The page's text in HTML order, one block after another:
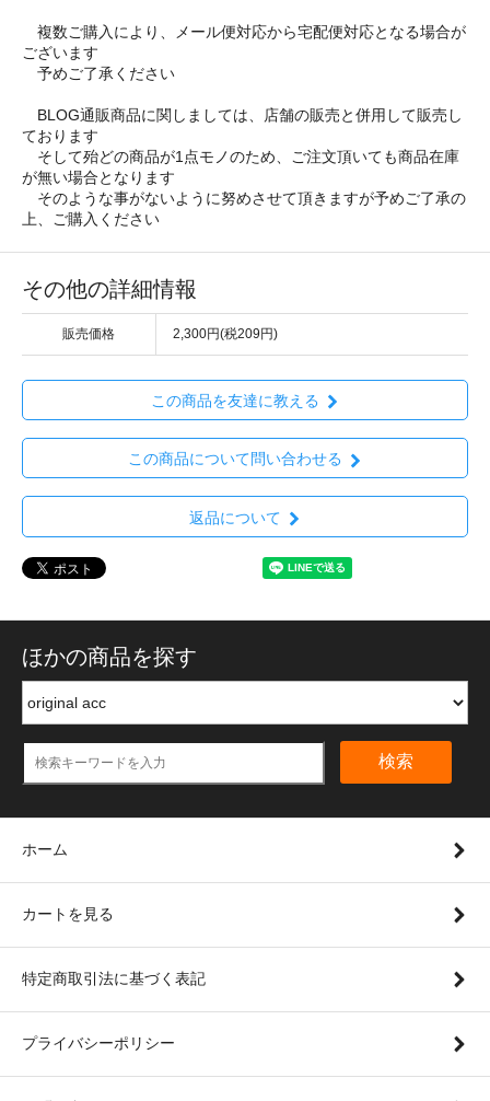
複数ご購入により、メール便対応から宅配便対応となる場合が
ございます
予めご了承ください
BLOG通販商品に関しましては、店舗の販売と併用して販売し
ております
そして殆どの商品が1点モノのため、ご注文頂いても商品在庫
が無い場合となります
そのような事がないように努めさせて頂きますが予めご了承の
上、ご購入ください
その他の詳細情報
販売価格 2,300円(税209円)
この商品を友達に教える
この商品について問い合わせる
返品について
ほかの商品を探す
検索
ホーム
カートを見る
特定商取引法に基づく表記
プライバシーポリシー